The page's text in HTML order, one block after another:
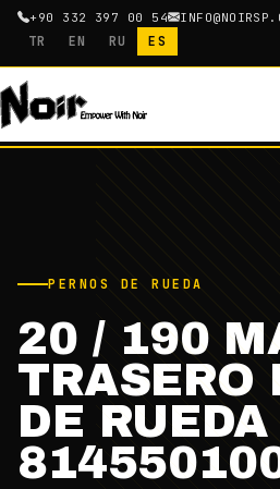
+90 332 397 00 54
TR EN RU ES
PERNOS DE RUEDA
20 / 190
TRASERO
DE